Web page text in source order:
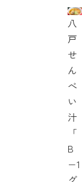
八
戸
せ
ん
べ
い
汁
「
B
−1